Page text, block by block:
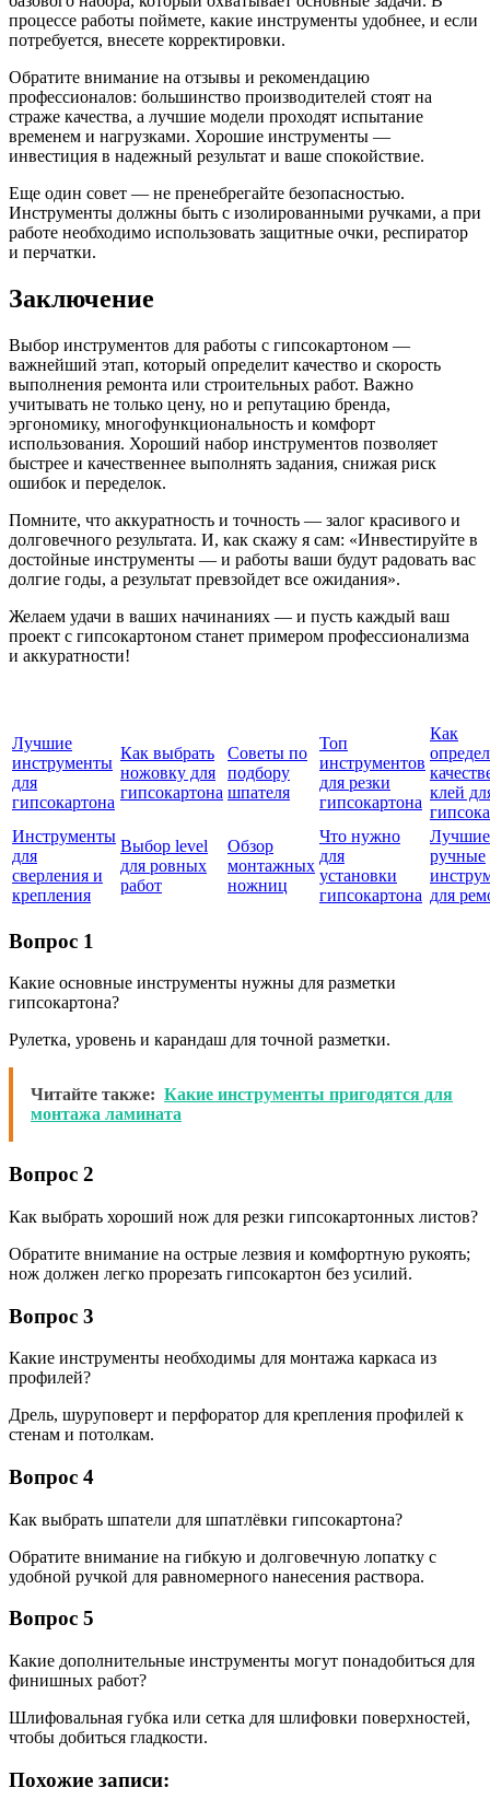
процессе работы поймете, какие инструменты удобнее, и если
потребуется, внесете корректировки.
Обратите внимание на отзывы и рекомендацию
профессионалов: большинство производителей стоят на
страже качества, а лучшие модели проходят испытание
временем и нагрузками. Хорошие инструменты —
инвестиция в надежный результат и ваше спокойствие.
Еще один совет — не пренебрегайте безопасностью.
Инструменты должны быть с изолированными ручками, а при
работе необходимо использовать защитные очки, респиратор
и перчатки.
Заключение
Выбор инструментов для работы с гипсокартоном —
важнейший этап, который определит качество и скорость
выполнения ремонта или строительных работ. Важно
учитывать не только цену, но и репутацию бренда,
эргономику, многофункциональность и комфорт
использования. Хороший набор инструментов позволяет
быстрее и качественнее выполнять задания, снижая риск
ошибок и переделок.
Помните, что аккуратность и точность — залог красивого и
долговечного результата. И, как скажу я сам: «Инвестируйте в
достойные инструменты — и работы ваши будут радовать вас
долгие годы, а результат превзойдет все ожидания».
Желаем удачи в ваших начинаниях — и пусть каждый ваш
проект с гипсокартоном станет примером профессионализма
и аккуратности!
Лучшие
инструменты
для
гипсокартона
Как выбрать
ножовку для
гипсокартона
Советы по
подбору
шпателя
Топ
инструментов
для резки
гипсокартона
Как
клей
Инструменты
для
сверления и
крепления
Выбор level
для ровных
работ
Обзор
монтажных
ножниц
Что нужно
для
установки
гипсокартона
Лучшие
ручные
для
Вопрос 1
Какие основные инструменты нужны для разметки
гипсокартона?
Рулетка, уровень и карандаш для точной разметки.
Читайте также: Какие инструменты пригодятся для
монтажа ламината
Вопрос 2
Как выбрать хороший нож для резки гипсокартонных листов?
Обратите внимание на острые лезвия и комфортную рукоять;
нож должен легко прорезать гипсокартон без усилий.
Вопрос 3
Какие инструменты необходимы для монтажа каркаса из
профилей?
Дрель, шуруповерт и перфоратор для крепления профилей к
стенам и потолкам.
Вопрос 4
Как выбрать шпатели для шпатлёвки гипсокартона?
Обратите внимание на гибкую и долговечную лопатку с
удобной ручкой для равномерного нанесения раствора.
Вопрос 5
Какие дополнительные инструменты могут понадобиться для
финишных работ?
Шлифовальная губка или сетка для шлифовки поверхностей,
чтобы добиться гладкости.
Похожие записи: